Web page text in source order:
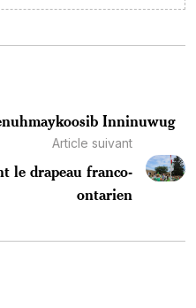
Inninuwug
Article suivant
le drapeau franco-
ontarien